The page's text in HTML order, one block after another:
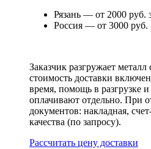
Рязань — от 2000 руб.
Россия — от 3000 руб.
Заказчик разгружает металл
стоимость доставки
время, помощь в разгрузке и
оплачивают отдельно. При
документов: накладная,
качества (по запросу).
Раcсчитать цену доставки